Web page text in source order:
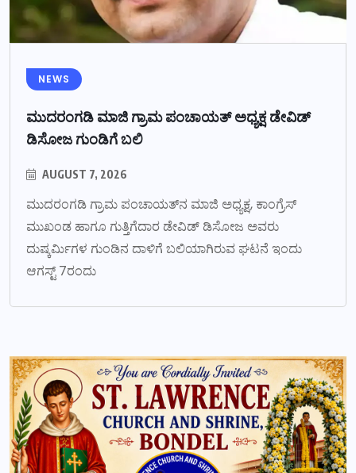
NEWS
ಮುದರಂಗಡಿ ಮಾಜಿ ಗ್ರಾಮ ಪಂಚಾಯತ್ ಅಧ್ಯಕ್ಷ ಡೇವಿಡ್
ಡಿಸೋಜ ಗುಂಡಿಗೆ ಬಲಿ
AUGUST 7, 2026
ಮುದರಂಗಡಿ ಗ್ರಾಮ ಪಂಚಾಯತ್‌ನ ಮಾಜಿ ಅಧ್ಯಕ್ಷ, ಕಾಂಗ್ರೆಸ್
ಮುಖಂಡ ಹಾಗೂ ಗುತ್ತಿಗೆದಾರ ಡೇವಿಡ್ ಡಿಸೋಜ ಅವರು
ದುಷ್ಕರ್ಮಿಗಳ ಗುಂಡಿನ ದಾಳಿಗೆ ಬಲಿಯಾಗಿರುವ ಘಟನೆ ಇಂದು
ಆಗಸ್ಟ್ 7ರಂದು